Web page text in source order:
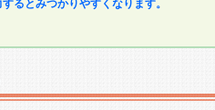
るとみつかりやすくなります。